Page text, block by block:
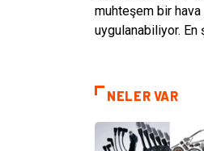
muhteşem bir
uygulanabiliyor.
NELER VAR